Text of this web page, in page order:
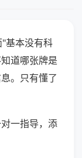
基本没有科
道哪张牌是
。只有懂了
一指导，添